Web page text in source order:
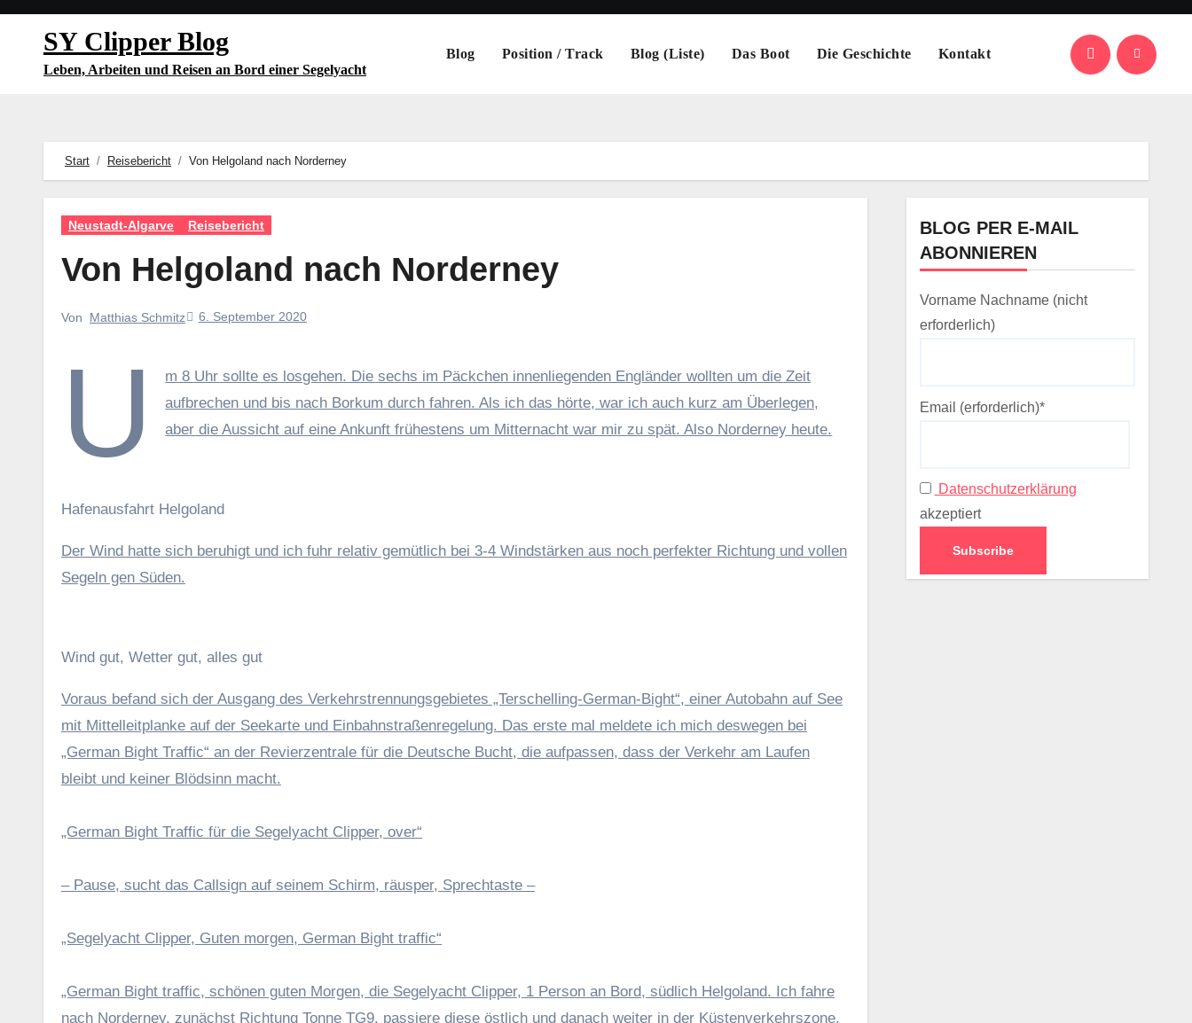
Zum
SY Clipper Blog
Leben, Arbeiten und Reisen an Bord einer Segelyacht
Blog Position / Track Blog (Liste) Das Boot Die Geschichte Kontakt
Start Reisebericht Von Helgoland nach Norderney
Neustadt-Algarve Reisebericht
Von Helgoland nach Norderney
Von Matthias Schmitz 6. September 2020
U
m 8 Uhr sollte es losgehen. Die sechs im Päckchen innenliegenden Engländer wollten um die Zeit
aufbrechen und bis nach Borkum durch fahren. Als ich das hörte, war ich auch kurz am Überlegen,
aber die Aussicht auf eine Ankunft frühestens um Mitternacht war mir zu spät. Also Norderney heute.
Hafenausfahrt Helgoland
Der Wind hatte sich beruhigt und ich fuhr relativ gemütlich bei 3-4 Windstärken aus noch perfekter Richtung und vollen
Segeln gen Süden.
Wind gut, Wetter gut, alles gut
Voraus befand sich der Ausgang des Verkehrstrennungsgebietes „Terschelling-German-Bight“, einer Autobahn auf See
mit Mittelleitplanke auf der Seekarte und Einbahnstraßenregelung. Das erste mal meldete ich mich deswegen bei
„German Bight Traffic“ an der Revierzentrale für die Deutsche Bucht, die aufpassen, dass der Verkehr am Laufen
bleibt und keiner Blödsinn macht.
„German Bight Traffic für die Segelyacht Clipper, over“
– Pause, sucht das Callsign auf seinem Schirm, räusper, Sprechtaste –
„Segelyacht Clipper, Guten morgen, German Bight traffic“
„German Bight traffic, schönen guten Morgen, die Segelyacht Clipper, 1 Person an Bord, südlich Helgoland. Ich fahre
nach Norderney, zunächst Richtung Tonne TG9, passiere diese östlich und danach weiter in der Küstenverkehrszone,
BLOG PER E-MAIL
ABONNIEREN
Vorname Nachname (nicht
erforderlich)
Email (erforderlich)*
Datenschutzerklärung
akzeptiert